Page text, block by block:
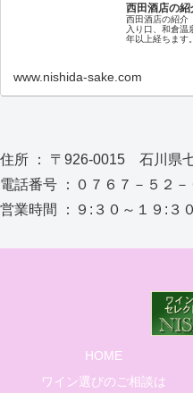
西田酒店の紹
西田酒店の紹介
入り口、和倉温
年以上経ちます
www.nishida-sake.com
住所 ： 〒926-0015 石川県
電話番号 ：０７６７－５２－
営業時間 ：９:３０～１９:３０
HOME
ワイン選びのご相談は